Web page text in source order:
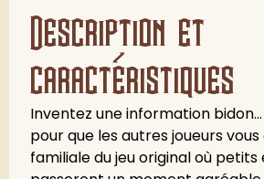
Description et
caractéristiques
Inventez une information
pour que les autres joueurs
familiale du jeu original où